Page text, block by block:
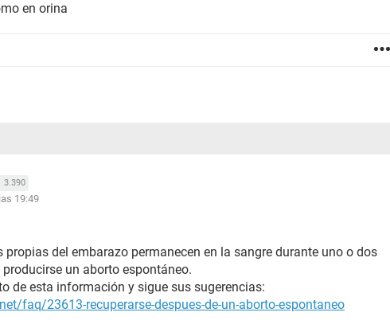
en orina
3.390
19:49
propias del embarazo permanecen en la sangre durante uno o dos
producirse un aborto espontáneo.
de esta información y sigue sus sugerencias:
faq/23613-recuperarse-despues-de-un-aborto-espontaneo